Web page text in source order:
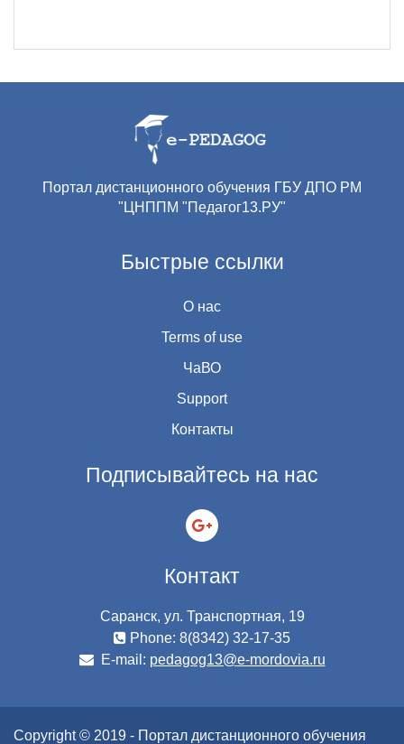
Портал дистанционного обучения ГБУ ДПО РМ
"ЦНППМ "Педагог13.РУ"
Быстрые ссылки
О нас
Terms of use
ЧаВО
Support
Контакты
Подписывайтесь на нас
Контакт
Саранск, ул. Транспортная, 19
Phone: 8(8342) 32-17-35
E-mail: pedagog13@e-mordovia.ru
Copyright © 2019 - Портал дистанционного обучения